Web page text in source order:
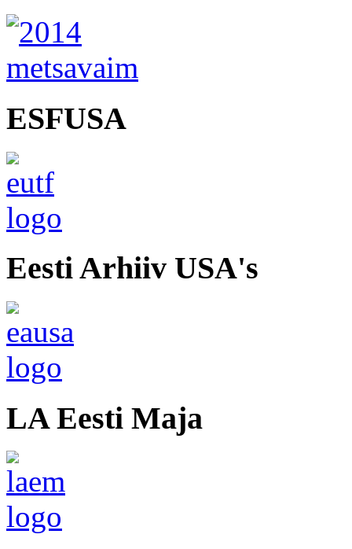
ESFUSA
Eesti Arhiiv USA's
LA Eesti Maja